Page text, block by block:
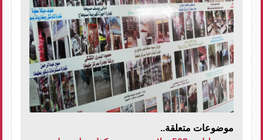
موضوعات متعلقة..